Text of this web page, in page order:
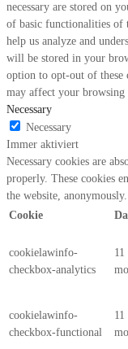
necessary are stored on
of basic functionalities of
help us analyze and
will be stored in your
option to opt-out of these
may affect your browsing
Necessary
Necessary
Immer aktiviert
Necessary cookies are
properly. These cookies
the website, anonymously.
Cookie
cookielawinfo-
checkbox-analytics
11
cookielawinfo-
checkbox-functional
11